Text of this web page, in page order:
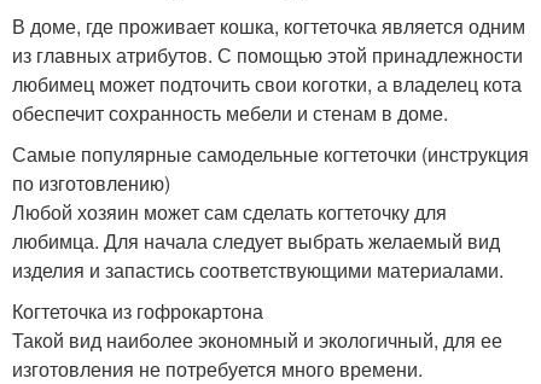
В доме, где проживает кошка, когтеточка является одним
из главных атрибутов. С помощью этой принадлежности
любимец может подточить свои коготки, а владелец кота
обеспечит сохранность мебели и стенам в доме.
Самые популярные самодельные когтеточки (инструкция
по изготовлению)
Любой хозяин может сам сделать когтеточку для
любимца. Для начала следует выбрать желаемый вид
изделия и запастись соответствующими материалами.
Когтеточка из гофрокартона
Такой вид наиболее экономный и экологичный, для ее
изготовления не потребуется много времени.